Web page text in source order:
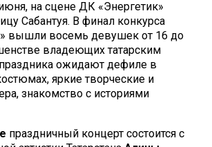
на сцене ДК «Энергетик»
Сабантуя. В финал конкурса
вышли восемь девушек от 16 до
владеющих татарским
ожидают дефиле в
яркие творческие и
знакомство с историями
праздничный концерт состоится с